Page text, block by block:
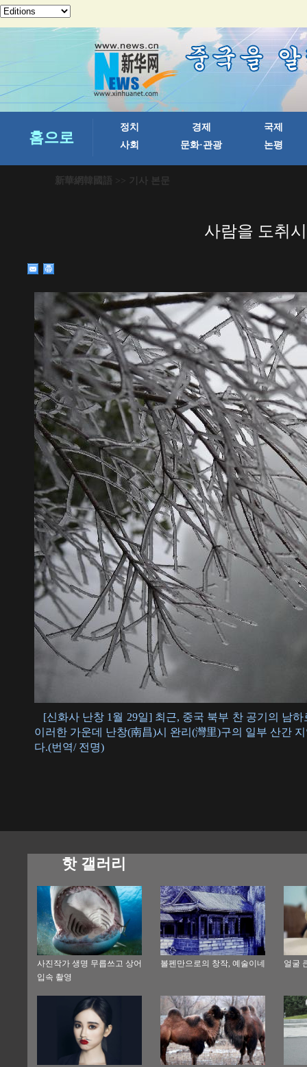
新華網韓國語 >> 기사 본문
사람을 도취
[신화사 난창 1월 29일] 최근, 중국 북부 찬 공기의 남
이러한 가운데 난창(南昌)시 완리(灣里)구의 일부 산간
다.(번역/ 전명)
핫 갤러리
사진작가 생명 무릅쓰고 상어
입속 촬영
볼펜만으로의 창작, 예술이네 얼굴